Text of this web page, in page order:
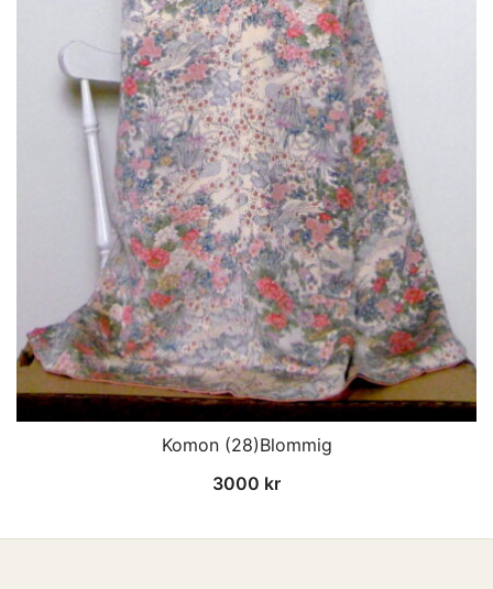
Komon (28)Blommig
3000 kr